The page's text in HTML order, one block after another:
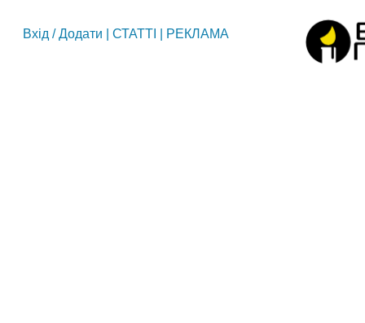
Вхід /Додати СТАТТІ РЕКЛАМА